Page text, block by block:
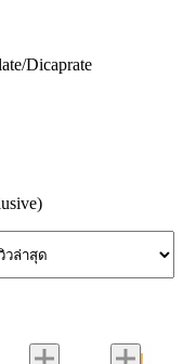
Dicaprate